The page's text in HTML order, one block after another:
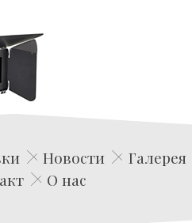
Edwin Film Agencja Aktorska
Новости
Галерея
О нас